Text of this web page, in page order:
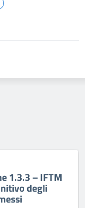
1.3.3 – IFTM
degli